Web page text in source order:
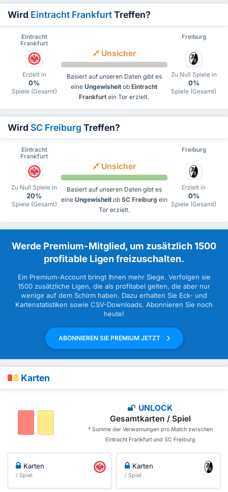
Wird Eintracht FrankfurtTreffen?
Eintracht
Frankfurt
Freiburg
Erzielt in
0%
Spiele (Gesamt)
Unsicher
Basiert auf unseren Daten gibt es
eine Ungewisheit ob Eintracht
Frankfurt ein Tor erzielt.
Zu Null Spiele in
0%
Spiele (Gesamt)
Wird SC Freiburg Treffen?
Eintracht
Frankfurt
Freiburg
Zu Null Spiele in
20%
Spiele (Gesamt)
Unsicher
Basiert auf unseren Daten gibt es
eine Ungewisheitob SC Freiburg ein
Tor erzielt.
Erzielt in
0%
Spiele (Gesamt)
Werde Premium-Mitglied, um zusätzlich 1500
profitable Ligen freizuschalten.
Ein Premium-Account bringt Ihnen mehr Siege. Verfolgen sie
1500 zusätzliche Ligen, die als profitabel gelten, die aber nur
wenige auf dem Schirm haben. Dazu erhalten Sie Eck- und
Kartenstatistiken sowie CSV-Downloads. Abonnieren Sie noch
heute!
ABONNIEREN SIE PREMIUM JETZT
Karten
UNLOCK
Gesamtkarten / Spiel
* Summe der Verwarnungen pro Match zwischen
Eintracht Frankfurt und SC Freiburg
Karten
/ Spiel
Karten
/ Spiel